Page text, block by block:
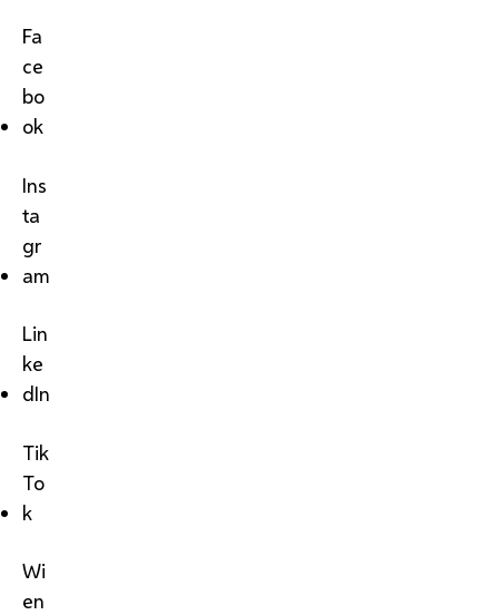
Fa
ce
bo
ok
Ins
ta
gr
am
Lin
ke
dIn
Tik
To
k
Wi
en